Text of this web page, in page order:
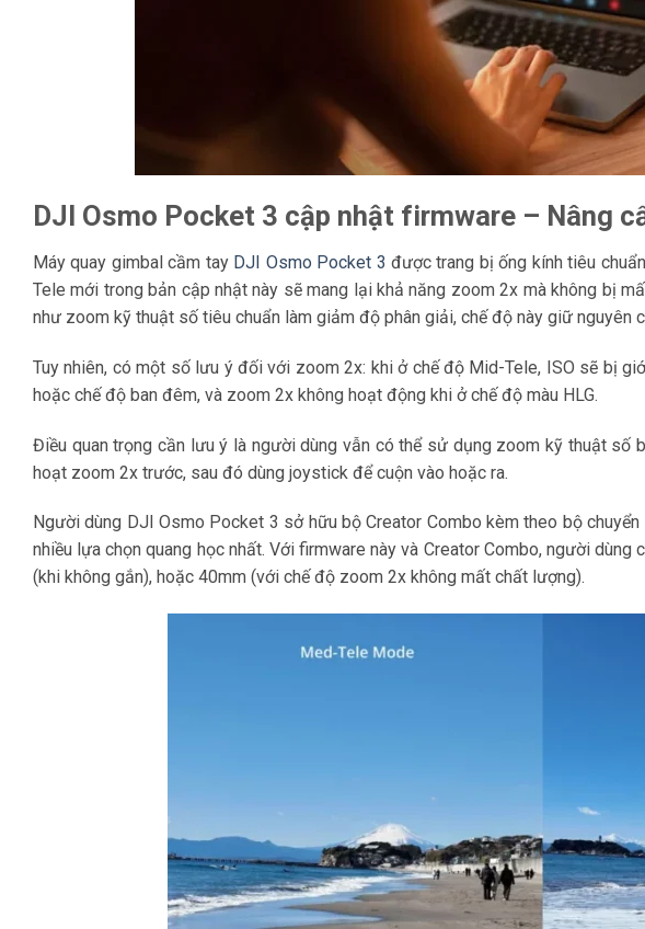
DJI Osmo Pocket 3 cập nhật firmware – Nâng
Máy quay gimbal cầm tay DJI Osmo Pocket 3 được trang bị ống kính tiêu
Tele mới trong bản cập nhật này sẽ mang lại khả năng zoom 2x mà không bị
như zoom kỹ thuật số tiêu chuẩn làm giảm độ phân giải, chế độ này giữ nguyên
Tuy nhiên, có một số lưu ý đối với zoom 2x: khi ở chế độ Mid-Tele, ISO sẽ bị
hoặc chế độ ban đêm, và zoom 2x không hoạt động khi ở chế độ màu HLG.
Điều quan trọng cần lưu ý là người dùng vẫn có thể sử dụng zoom kỹ thuật số
hoạt zoom 2x trước, sau đó dùng joystick để cuộn vào hoặc ra.
Người dùng DJI Osmo Pocket 3 sở hữu bộ Creator Combo kèm theo bộ
nhiều lựa chọn quang học nhất. Với firmware này và Creator Combo, người
(khi không gắn), hoặc 40mm (với chế độ zoom 2x không mất chất lượng).